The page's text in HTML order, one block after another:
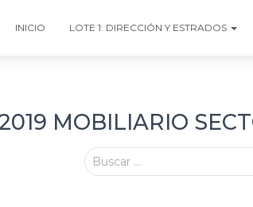
INICIO LOTE 1: DIRECCIÓN Y ESTRADOS
MOBILIARIO
Buscar …